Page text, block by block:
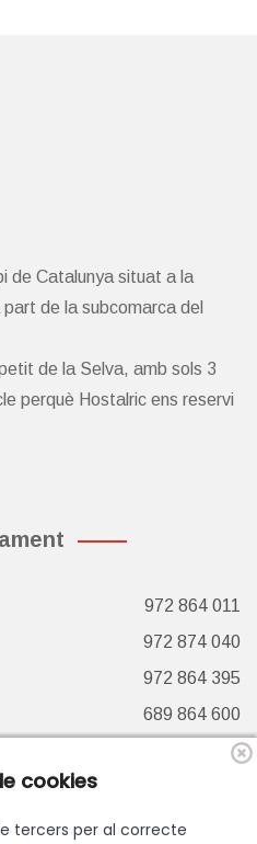
de Catalunya situat a la
de la subcomarca del
de la Selva, amb sols 3
perquè Hostalric ens reservi
972 864 011
972 874 040
972 864 395
689 864 600
972 87 41 65
cookies
tercers per al correcte